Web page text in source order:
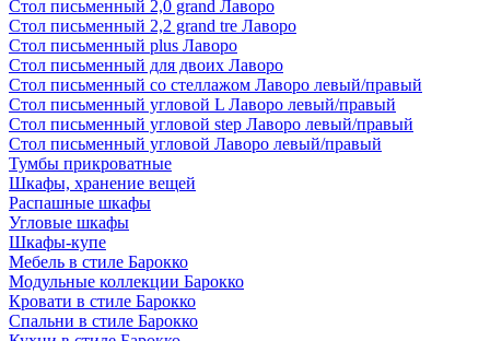
Стол письменный 2,0 grand Лаворо
Стол письменный 2,2 grand tre Лаворо
Стол письменный plus Лаворо
Стол письменный для двоих Лаворо
Стол письменный со стеллажом Лаворо левый/правый
Стол письменный угловой L Лаворо левый/правый
Стол письменный угловой step Лаворо левый/правый
Стол письменный угловой Лаворо левый/правый
Тумбы прикроватные
Шкафы, хранение вещей
Распашные шкафы
Угловые шкафы
Шкафы-купе
Мебель в стиле Барокко
Модульные коллекции Барокко
Кровати в стиле Барокко
Спальни в стиле Барокко